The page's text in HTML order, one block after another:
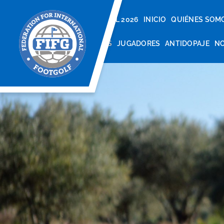
CAMPEONATO MUNDIAL 2026 INICIO QUIÉNES
REGLAMENTO PAÍSES JUGADORES ANTIDOPAJE
EVENTOS: TEMPORADA 2024-